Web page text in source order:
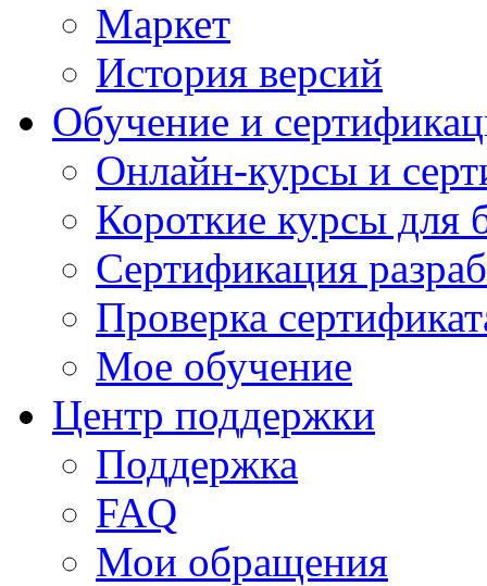
Маркет
История версий
Обучение и
Онлайн-курсы и
Короткие курсы для
Сертификация
Проверка
Мое обучение
Центр поддержки
Поддержка
FAQ
Мои обращения